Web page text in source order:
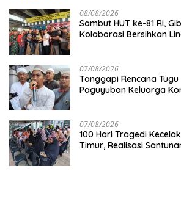
08/08/2026
Sambut HUT ke-81 RI,
Kolaborasi Bersihkan
07/08/2026
Tanggapi Rencana
Paguyuban Keluarga
07/08/2026
100 Hari Tragedi
Timur, Realisasi